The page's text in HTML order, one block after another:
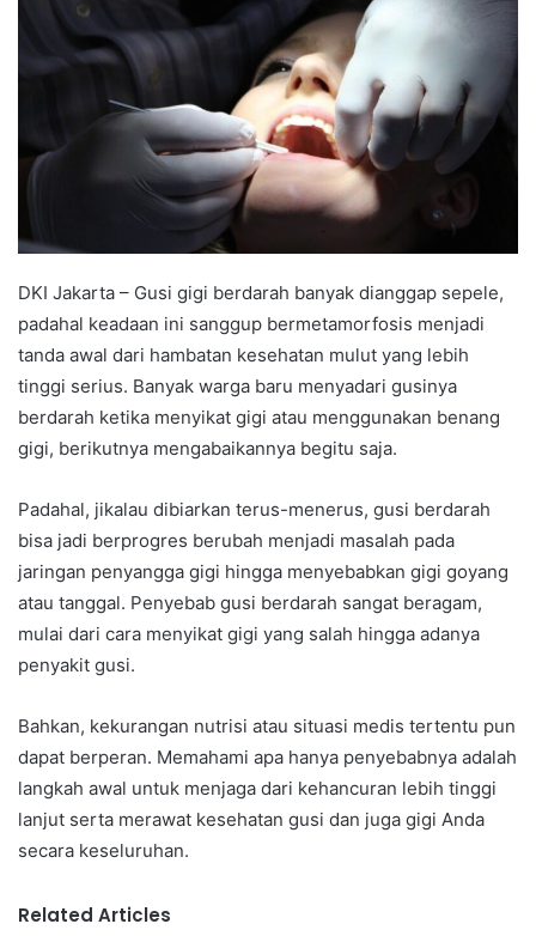
DKI Jakarta – Gusi gigi berdarah banyak dianggap sepele,
padahal keadaan ini sanggup bermetamorfosis menjadi
tanda awal dari hambatan kesehatan mulut yang lebih
tinggi serius. Banyak warga baru menyadari gusinya
berdarah ketika menyikat gigi atau menggunakan benang
gigi, berikutnya mengabaikannya begitu saja.
Padahal, jikalau dibiarkan terus-menerus, gusi berdarah
bisa jadi berprogres berubah menjadi masalah pada
jaringan penyangga gigi hingga menyebabkan gigi goyang
atau tanggal. Penyebab gusi berdarah sangat beragam,
mulai dari cara menyikat gigi yang salah hingga adanya
penyakit gusi.
Bahkan, kekurangan nutrisi atau situasi medis tertentu pun
dapat berperan. Memahami apa hanya penyebabnya adalah
langkah awal untuk menjaga dari kehancuran lebih tinggi
lanjut serta merawat kesehatan gusi dan juga gigi Anda
secara keseluruhan.
Related Articles